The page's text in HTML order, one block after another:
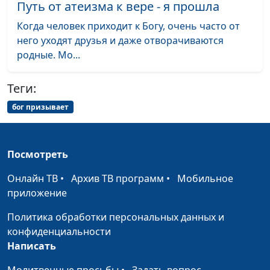
священнослужитель,
магистр богословия
Воскресение мёртвых: что
говорит Библия
Юлия Синицына,
По образу и подобию Бога:
что это значит?
Михаил Лазарь,
Крещение и жизнь в церкви
Юлия Синицына,
Как помочь взрастить веру
Путь от атеизма к вере - я прошла
Когда человек приходит к Богу, очень часто от
него уходят друзья и даже отворачиваются
родные. Мо...
Теги:
бог призывает
Посмотреть
Онлайн ТВ • Архив ТВ программ • Мобильное
приложение
Политика обработки персональных данных и
конфиденциальности
Написать